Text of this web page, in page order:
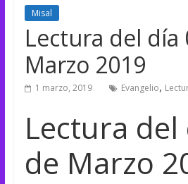
Misal
Lectura del día
Marzo 2019
1 marzo, 2019 Evangelio,
Lectura del
de Marzo